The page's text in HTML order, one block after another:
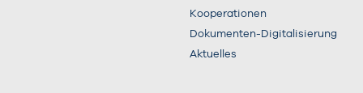
Kooperationen
Dokumenten-Digitalisierung
Aktuelles